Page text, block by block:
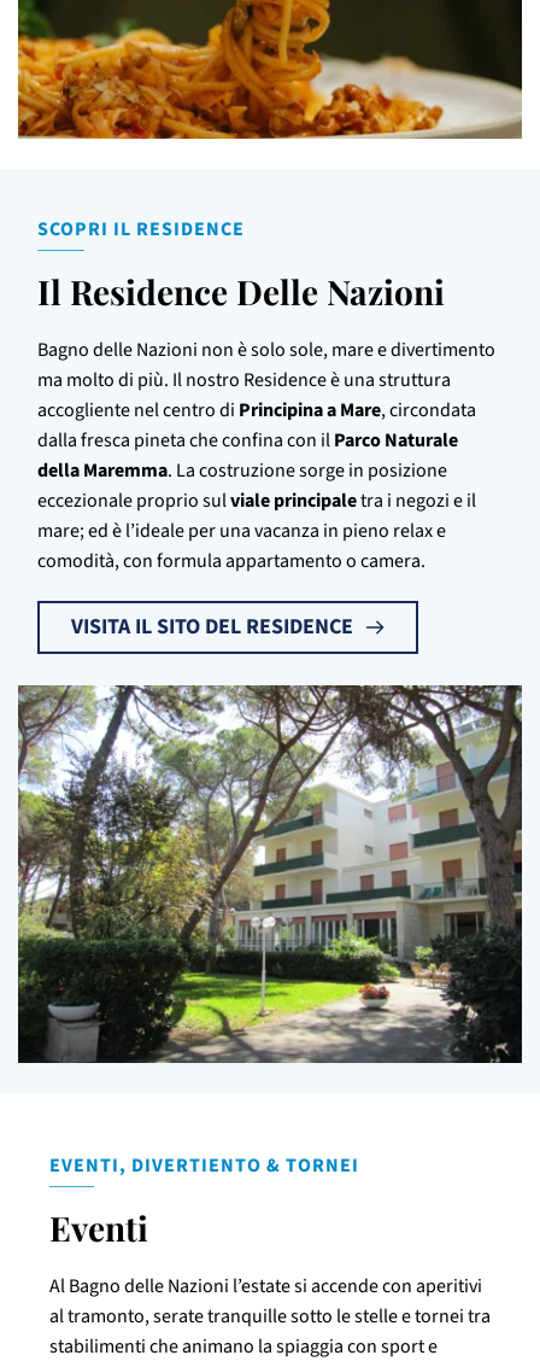
SCOPRI IL RESIDENCE
Il Residence Delle Nazioni
Bagno delle Nazioni non è solo sole, mare e divertimento
ma molto di più. Il nostro Residence è una struttura
accogliente nel centro di Principina a Mare, circondata
dalla fresca pineta che confina con ilParco Naturale
della Maremma. La costruzione sorge in posizione
eccezionale proprio sulviale principaletra i negozi e il
mare; ed è l’ideale per una vacanza in pieno relax e
comodità, con formula appartamento o camera.
VISITA IL SITO DEL RESIDENCE
EVENTI, DIVERTIENTO & TORNEI
Eventi
Al Bagno delle Nazioni l’estate si accende con aperitivi
al tramonto, serate tranquille sotto le stelle e tornei tra
stabilimenti che animano la spiaggia con sport e